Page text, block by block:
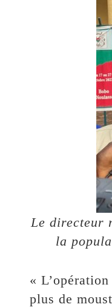
Le directeur
la
«
plus de